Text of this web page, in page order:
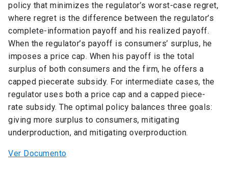
policy that minimizes the regulator’s worst-case regret,
where regret is the difference between the regulator’s
complete-information payoff and his realized payoff.
When the regulator’s payoff is consumers’ surplus, he
imposes a price cap. When his payoff is the total
surplus of both consumers and the firm, he offers a
capped piecerate subsidy. For intermediate cases, the
regulator uses both a price cap and a capped piece-
rate subsidy. The optimal policy balances three goals:
giving more surplus to consumers, mitigating
underproduction, and mitigating overproduction.
Ver Documento